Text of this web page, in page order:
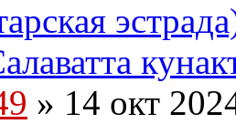
» 14 окт